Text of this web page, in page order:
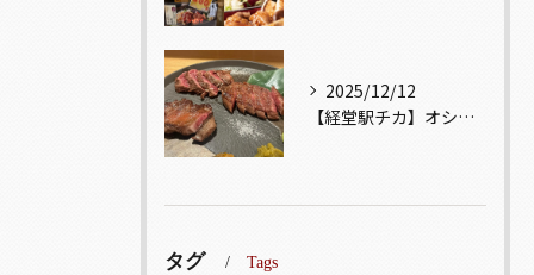
2025/12/12
【経堂駅チカ】オシャレ居酒屋🏮自慢のお肉が楽しめる🐃お得なコ...
タグ Tags